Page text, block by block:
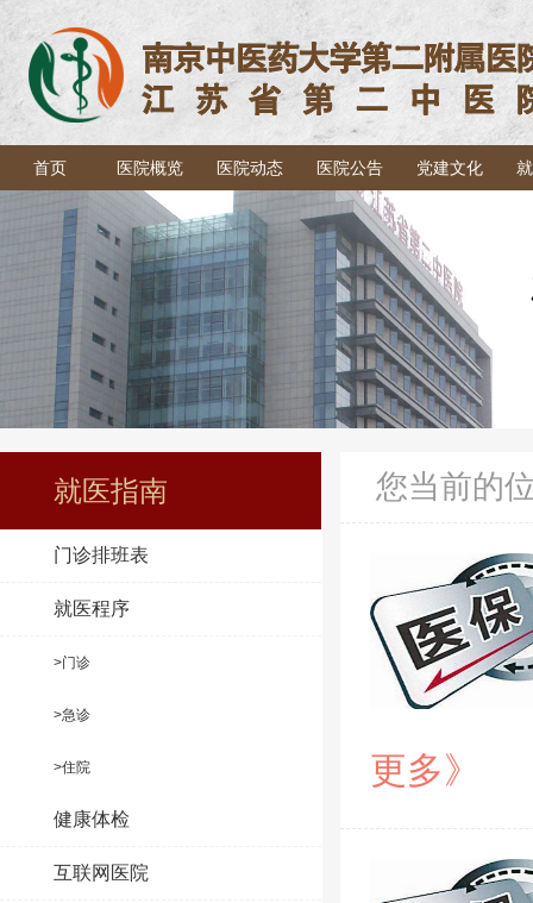
首页 医院概览 医院动态 医院公告 党建文化
就医指南
门诊排班表
就医程序
>门诊
>急诊
>住院
健康体检
互联网医院
您当前的
更多》